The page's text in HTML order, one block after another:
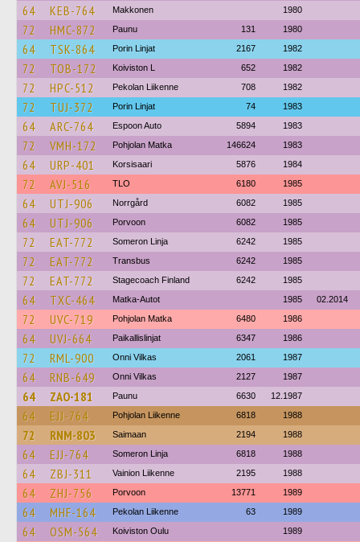
64 KEB-764 Makkonen 1980
72 HMC-872 Paunu 131 1980
64 TSK-864 Porin Linjat 2167 1982
72 TOB-172 Koiviston L 652 1982
72 HPC-512 Pekolan Liikenne 708 1982
72 TUJ-372 Porin Linjat 74 1983
64 ARC-764 Espoon Auto 5894 1983
72 VMH-172 Pohjolan Matka 146624 1983
64 URP-401 Korsisaari 5876 1984
72 AVJ-516 TLO 6180 1985
64 UTJ-906 Norrgård 6082 1985
64 UTJ-906 Porvoon 6082 1985
72 EAT-772 Someron Linja 6242 1985
72 EAT-772 Transbus 6242 1985
72 EAT-772 Stagecoach Finland 6242 1985
64 TXC-464 Matka-Autot 1985 02.2014
72 UVC-719 Pohjolan Matka 6480 1986
64 UVJ-664 Paikallislinjat 6347 1986
72 RML-900 Onni Vilkas 2061 1987
64 RNB-649 Onni Vilkas 2127 1987
64 ZAO-181 Paunu 6630 12.1987
64 EJJ-764 Pohjolan Liikenne 6818 1988
72 RNM-803 Saimaan 2194 1988
64 EJJ-764 Someron Linja 6818 1988
64 ZBJ-311 Vainion Liikenne 2195 1988
64 ZHJ-756 Porvoon 13771 1989
64 MHF-164 Pekolan Liikenne 63 1989
64 OSM-564 Koiviston Oulu 1989